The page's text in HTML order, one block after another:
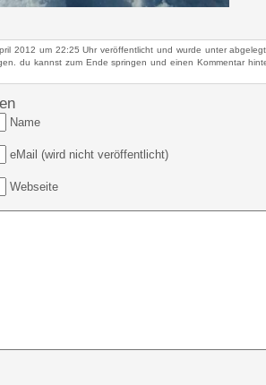
2012 um 22:25 Uhr veröffentlicht und wurde unter
du kannst zum Ende springen und einen Kommentar
Name
eMail (wird nicht veröffentlicht)
Webseite